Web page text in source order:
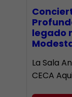
legado
La Sala
CECA